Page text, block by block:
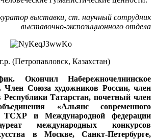
выставки, ст. научный сотрудник
выставочно-экспозиционного отдела
(Петропавловск, Казахстан)
Окончил Набережночелнинское
Член Союза художников России, член
Татарстан, почетный член
«Альянс современного
ТСХР и Международной федерации
международных конкурсов
в Москве, Санкт-Петербурге,